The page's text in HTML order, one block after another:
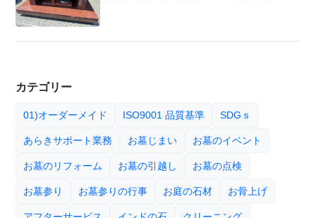
カテゴリー
01)オーダーメイド ISO9001 品質基準 SDGｓ
あらきサポート業務 お墓じまい お墓のイベント
お墓のリフォーム お墓の引越し お墓の点検
お墓参り お墓参りの行事 お庭の石材 お骨上げ